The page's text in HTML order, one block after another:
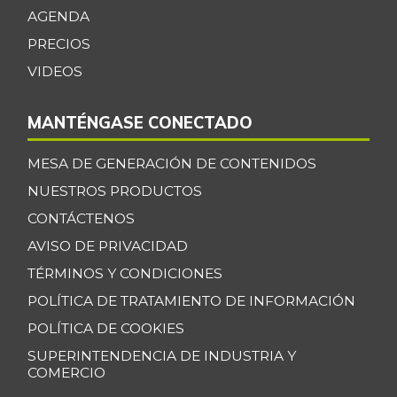
08/27/2022
Tomate chonto
07/25/2026
Tomate de árbol
07/25/2026
$ 3.700,00
-1,86%
Uchuva con
cáscara
04/02/2016
Uva
11/20/2021 +19,68%
Uva Isabela
07/25/2026 -0,16%
AGENDA
PRECIOS
VIDEOS
MANTÉNGASE CONECTADO
MESA DE GENERACIÓN DE CONTENIDOS
NUESTROS PRODUCTOS
CONTÁCTENOS
AVISO DE PRIVACIDAD
TÉRMINOS Y CONDICIONES
POLÍTICA DE TRATAMIENTO DE INFORMACIÓN
POLÍTICA DE COOKIES
SUPERINTENDENCIA DE INDUSTRIA Y
COMERCIO